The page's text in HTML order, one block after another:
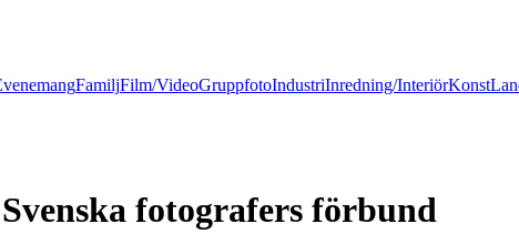
FamiljFilm/VideoGruppfotoIndustriInredning/InteriörKonst
fotografers förbund